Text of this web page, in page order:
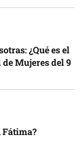
¿Qué es el
Mujeres del 9
Fátima?